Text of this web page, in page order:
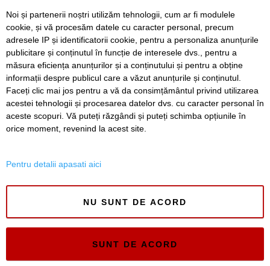
Un copil din Hunedoara, amenințat cu un cutter de tatăl
său
Atenție la mesajele SMS false privind plata parcării
SERVICII Redactia
Folosinta Cookie-urilor
Timiș Online
Noi și partenerii noștri utilizăm tehnologii, cum ar fi modulele
cookie, și vă procesăm datele cu caracter personal, precum
adresele IP și identificatorii cookie, pentru a personaliza anunțurile
publicitare și conținutul în funcție de interesele dvs., pentru a
măsura eficiența anunțurilor și a conținutului și pentru a obține
informații despre publicul care a văzut anunțurile și conținutul.
Faceți clic mai jos pentru a vă da consimțământul privind utilizarea
acestei tehnologii și procesarea datelor dvs. cu caracter personal în
aceste scopuri. Vă puteți răzgândi și puteți schimba opțiunile în
orice moment, revenind la acest site.
Pentru detalii apasati aici
NU SUNT DE ACORD
SUNT DE ACORD